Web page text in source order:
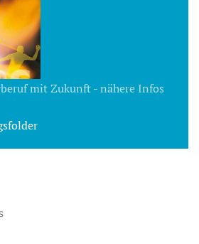
mit Zukunft - nähere Infos